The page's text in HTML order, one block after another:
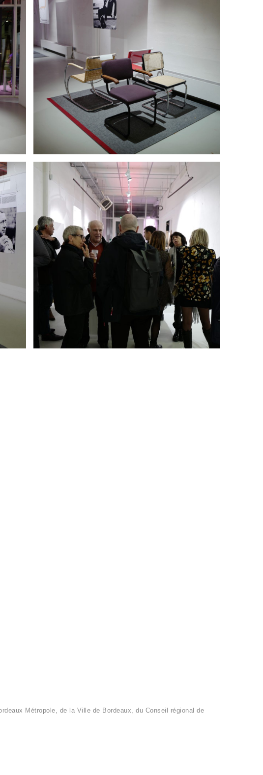
Métropole, de la Ville de Bordeaux, du Conseil régional de